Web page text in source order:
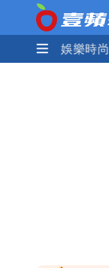
熱門 娛樂時尚